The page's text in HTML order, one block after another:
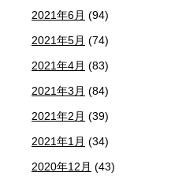
2021年6月 (94)
2021年5月 (74)
2021年4月 (83)
2021年3月 (84)
2021年2月 (39)
2021年1月 (34)
2020年12月 (43)